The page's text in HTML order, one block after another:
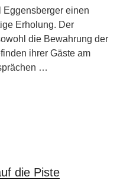
Eggensberger einen
Erholung. Der
die Bewahrung der
ihrer Gäste am
…
die Piste